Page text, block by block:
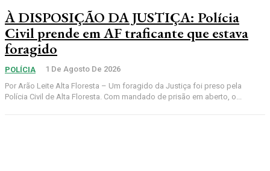
À DISPOSIÇÃO DA JUSTIÇA: Polícia
Civil prende em AF traficante que estava
foragido
POLÍCIA
1 De Agosto De 2026
Por Arão Leite Alta Floresta – Um foragido da Justiça foi preso pela
Polícia Civil de Alta Floresta. Com mandado de prisão em aberto, o...